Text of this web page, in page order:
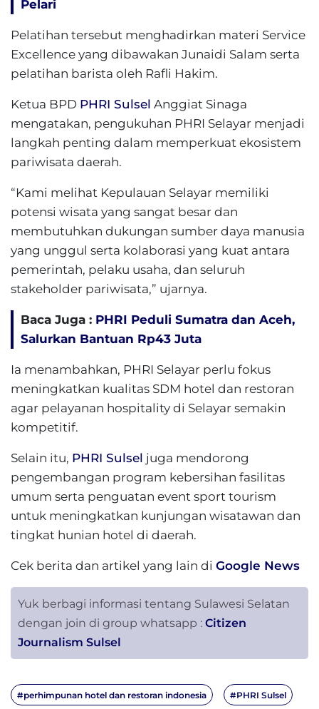
Pelari
Pelatihan tersebut menghadirkan materi Service
Excellence yang dibawakan Junaidi Salam serta
pelatihan barista oleh Rafli Hakim.
Ketua BPD PHRI Sulsel Anggiat Sinaga
mengatakan, pengukuhan PHRI Selayar menjadi
langkah penting dalam memperkuat ekosistem
pariwisata daerah.
“Kami melihat Kepulauan Selayar memiliki
potensi wisata yang sangat besar dan
membutuhkan dukungan sumber daya manusia
yang unggul serta kolaborasi yang kuat antara
pemerintah, pelaku usaha, dan seluruh
stakeholder pariwisata,” ujarnya.
Baca Juga : PHRI Peduli Sumatra dan Aceh,
Salurkan Bantuan Rp43 Juta
Ia menambahkan, PHRI Selayar perlu fokus
meningkatkan kualitas SDM hotel dan restoran
agar pelayanan hospitality di Selayar semakin
kompetitif.
Selain itu, PHRI Sulsel juga mendorong
pengembangan program kebersihan fasilitas
umum serta penguatan event sport tourism
untuk meningkatkan kunjungan wisatawan dan
tingkat hunian hotel di daerah.
Cek berita dan artikel yang lain di Google News
Yuk berbagi informasi tentang Sulawesi Selatan
dengan join di group whatsapp : Citizen
Journalism Sulsel
#perhimpunan hotel dan restoran indonesia #PHRI Sulsel